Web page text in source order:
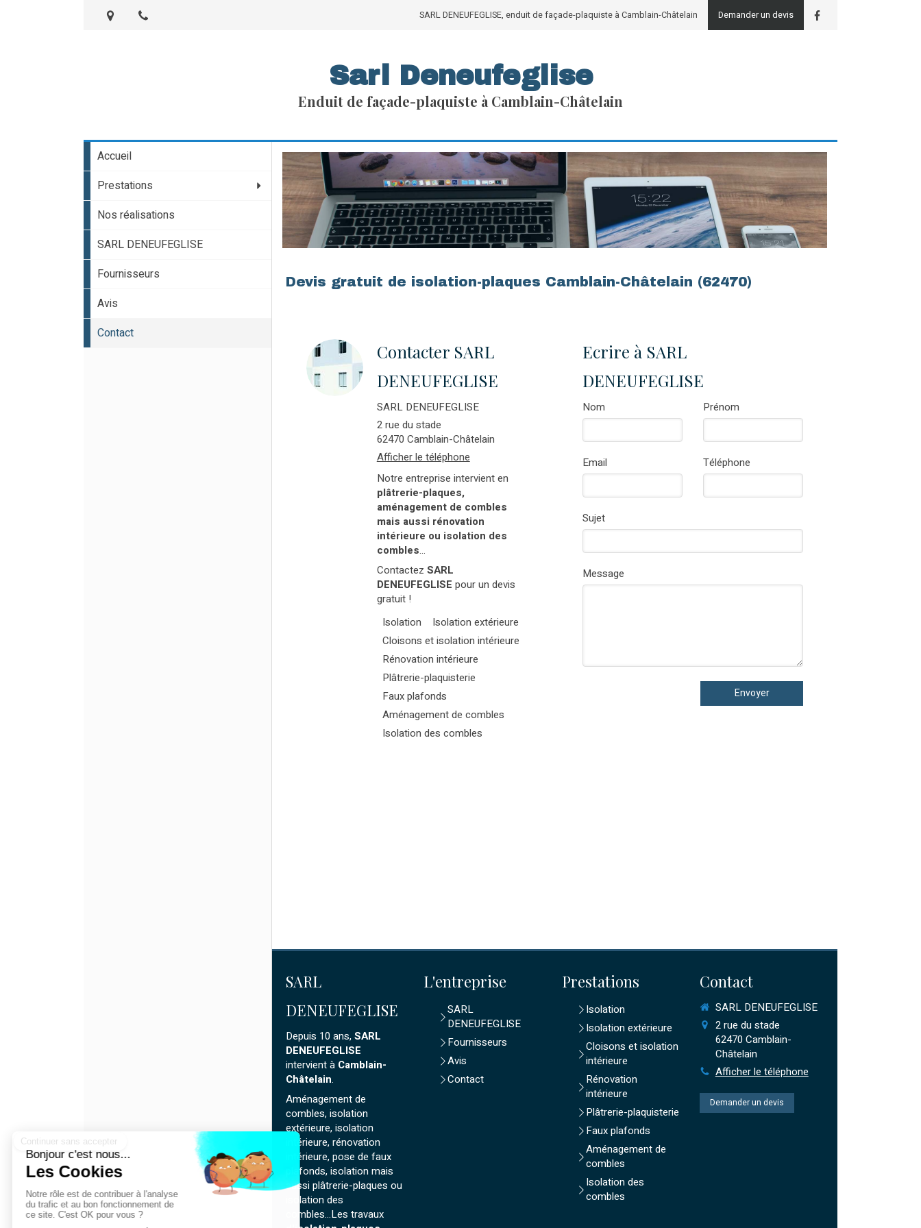
Demander un devis
SARL DENEUFEGLISE, enduit de façade-plaquiste à Camblain-Châtelain
Sarl Deneufeglise
Enduit de façade-plaquiste à Camblain-Châtelain
Accueil
Prestations
Nos réalisations
SARL DENEUFEGLISE
Fournisseurs
Avis
Contact
Devis gratuit de isolation-plaques Camblain-Châtelain (62470)
Contacter SARL
DENEUFEGLISE
SARL DENEUFEGLISE
2 rue du stade
62470 Camblain-Châtelain
Afficher le téléphone
Notre entreprise intervient en
plâtrerie-plaques,
aménagement de combles
mais aussi rénovation
intérieure ou isolation des
combles...
Contactez SARL
DENEUFEGLISE pour un devis
gratuit !
Isolation
Isolation extérieure
Cloisons et isolation intérieure
Rénovation intérieure
Plâtrerie-plaquisterie
Faux plafonds
Aménagement de combles
Isolation des combles
Ecrire à SARL
DENEUFEGLISE
Nom Prénom
Email Téléphone
Sujet
Message
Envoyer
SARL
DENEUFEGLISE
Depuis 10 ans,SARL
DENEUFEGLISE
intervient à Camblain-
Châtelain.
Aménagement de
combles, isolation
extérieure, isolation
intérieure, rénovation
intérieure, pose de faux
plafonds, isolation mais
aussi plâtrerie-plaques ou
isolation des
combles...Les travaux
L'entreprise
SARL
DENEUFEGLISE
Fournisseurs
Avis
Contact
Prestations
Isolation
Isolation extérieure
Cloisons et isolation
intérieure
Rénovation
intérieure
Plâtrerie-plaquisterie
Faux plafonds
Aménagement de
combles
Isolation des
combles
Contact
SARL DENEUFEGLISE
2 rue du stade
62470Camblain-
Châtelain
Afficher le téléphone
Demander un devis